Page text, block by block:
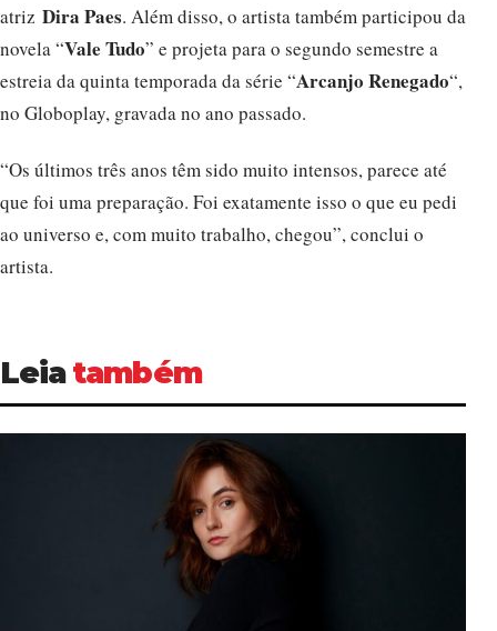
atriz Dira Paes. Além disso, o artista também participou da
novela “Vale Tudo” e projeta para o segundo semestre a
estreia da quinta temporada da série “Arcanjo Renegado“,
no Globoplay, gravada no ano passado.
“Os últimos três anos têm sido muito intensos, parece até
que foi uma preparação. Foi exatamente isso o que eu pedi
ao universo e, com muito trabalho, chegou”, conclui o
artista.
Leiatambém